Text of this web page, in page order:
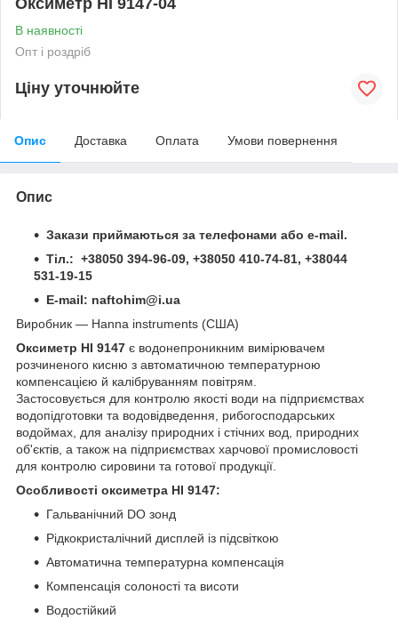
В наявності
Опт і роздріб
Ціну уточнюйте
Опис Доставка Оплата Умови повернення
Опис
Закази приймаються за телефонами або e-mail.
Тіл.: +38050 394-96-09, +38050 410-74-81, +38044
531-19-15
Е-mail: naftohim@i.ua
Виробник — Hanna instruments (США)
Оксиметр HI 9147 є водонепроникним вимірювачем
розчиненого кисню з автоматичною температурною
компенсацією й калібруванням повітрям.
Застосовується для контролю якості води на підприємствах
водопідготовки та водовідведення, рибогосподарських
водоймах, для аналізу природних і стічних вод, природних
об'єктів, а також на підприємствах харчової промисловості
для контролю сировини та готової продукції.
Особливості оксиметра HI 9147:
Гальванічний DO зонд
Рідкокристалічний дисплей із підсвіткою
Автоматична температурна компенсація
Компенсація солоності та висоти
Водостійкий